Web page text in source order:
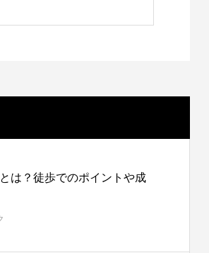
は？徒歩でのポイントや成